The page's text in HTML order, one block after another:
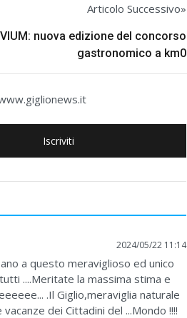
Articolo Successivo»
nuova edizione del concorso
gastronomico a km0
Iscriviti
2024/05/22 11:14
a questo meraviglioso ed unico
....Meritate la massima stima e
.Il Giglio,meraviglia naturale
dei Cittadini del ...Mondo !!!!